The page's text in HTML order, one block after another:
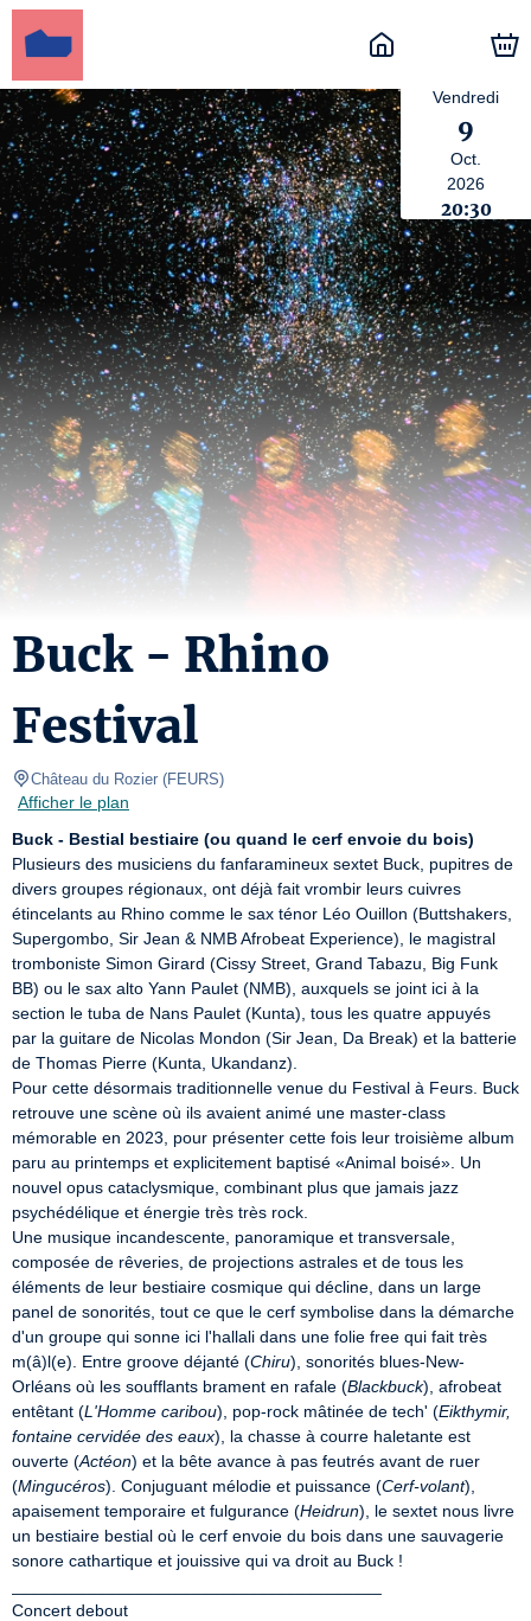
Vendredi
9
Oct.
2026
20:30
Buck - Rhino
Festival
Château du Rozier (FEURS)
Afficher le plan
Buck - Bestial bestiaire (ou quand le cerf envoie du bois)
Plusieurs des musiciens du fanfaramineux sextet Buck, pupitres de
divers groupes régionaux, ont déjà fait vrombir leurs cuivres
étincelants au Rhino comme le sax ténor Léo Ouillon (Buttshakers,
Supergombo, Sir Jean & NMB Afrobeat Experience), le magistral
tromboniste Simon Girard (Cissy Street, Grand Tabazu, Big Funk
BB) ou le sax alto Yann Paulet (NMB), auxquels se joint ici à la
section le tuba de Nans Paulet (Kunta), tous les quatre appuyés
par la guitare de Nicolas Mondon (Sir Jean, Da Break) et la batterie
de Thomas Pierre (Kunta, Ukandanz).
Pour cette désormais traditionnelle venue du Festival à Feurs. Buck
retrouve une scène où ils avaient animé une master-class
mémorable en 2023, pour présenter cette fois leur troisième album
paru au printemps et explicitement baptisé «Animal boisé». Un
nouvel opus cataclysmique, combinant plus que jamais jazz
psychédélique et énergie très très rock.
Une musique incandescente, panoramique et transversale,
composée de rêveries, de projections astrales et de tous les
éléments de leur bestiaire cosmique qui décline, dans un large
panel de sonorités, tout ce que le cerf symbolise dans la démarche
d'un groupe qui sonne ici l'hallali dans une folie free qui fait très
m(â)l(e). Entre groove déjanté (Chiru), sonorités blues-New-
Orléans où les soufflants brament en rafale (Blackbuck), afrobeat
entêtant (L'Homme caribou), pop-rock mâtinée de tech' (Eikthymir,
fontaine cervidée des eaux), la chasse à courre haletante est
ouverte (Actéon) et la bête avance à pas feutrés avant de ruer
(Mingucéros). Conjuguant mélodie et puissance (Cerf-volant),
apaisement temporaire et fulgurance (Heidrun), le sextet nous livre
un bestiaire bestial où le cerf envoie du bois dans une sauvagerie
sonore cathartique et jouissive qui va droit au Buck !
Concert debout